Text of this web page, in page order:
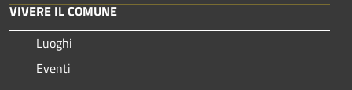
VIVERE IL COMUNE
Luoghi
Eventi